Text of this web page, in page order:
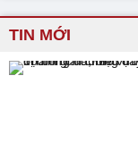
TIN MỚI